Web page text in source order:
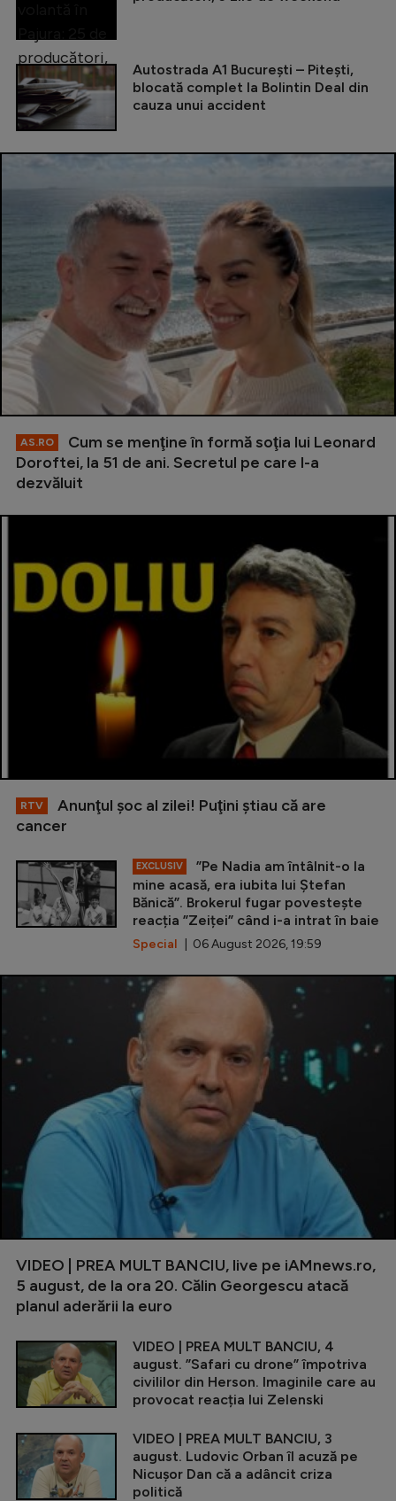
Autostrada A1 București – Pitești,
blocată complet la Bolintin Deal din
cauza unui accident
AS.RO
Cum se menţine în formă soţia lui Leonard
Doroftei, la 51 de ani. Secretul pe care l-a
dezvăluit
RTV
Anunţul şoc al zilei! Puţini ştiau că are
cancer
EXCLUSIV
”Pe Nadia am întâlnit-o la
mine acasă, era iubita lui Ștefan
Bănică”. Brokerul fugar povestește
reacția ”Zeiței” când i-a intrat în baie
Special | 06 August 2026, 19:59
VIDEO | PREA MULT BANCIU, live pe iAMnews.ro,
5 august, de la ora 20. Călin Georgescu atacă
planul aderării la euro
VIDEO | PREA MULT BANCIU, 4
august. ”Safari cu drone” împotriva
civililor din Herson. Imaginile care au
provocat reacția lui Zelenski
VIDEO | PREA MULT BANCIU, 3
august. Ludovic Orban îl acuză pe
Nicușor Dan că a adâncit criza
politică